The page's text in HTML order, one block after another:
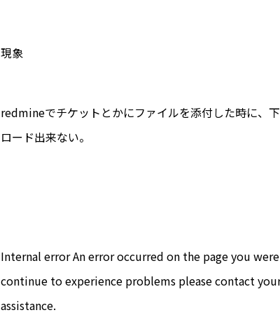
現象
redmineでチケットとかにファイルを添付した時に、
ロード出来ない。
Internal error An error occurred on the page you
continue to experience problems please contact
assistance.